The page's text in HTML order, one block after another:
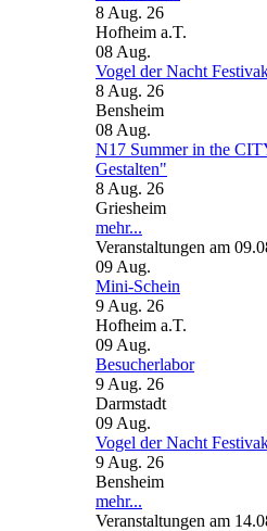
8 Aug. 26
Hofheim a.T.
08 Aug.
Vogel der Nacht
8 Aug. 26
Bensheim
08 Aug.
N17 Summer in the
Gestalten"
8 Aug. 26
Griesheim
mehr...
Veranstaltungen am
09 Aug.
Mini-Schein
9 Aug. 26
Hofheim a.T.
09 Aug.
Besucherlabor
9 Aug. 26
Darmstadt
09 Aug.
Vogel der Nacht
9 Aug. 26
Bensheim
mehr...
Veranstaltungen am